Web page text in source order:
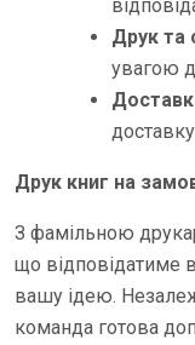
Друк та
увагою
Друк книг на
З фамільною
що відповідатиме
вашу ідею.
команда готова